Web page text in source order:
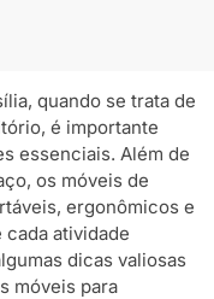
quando se trata de
é importante
essenciais. Além de
os móveis de
ergonômicos e
cada atividade
dicas valiosas
móveis para